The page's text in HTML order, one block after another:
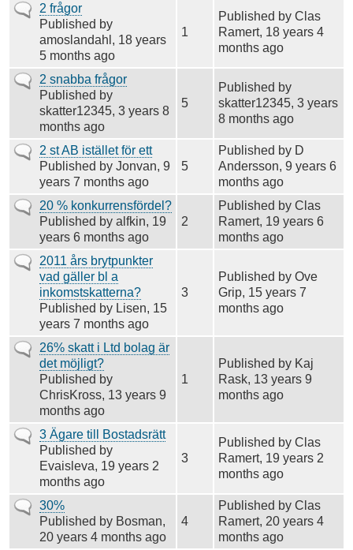
Vanligt
ämne
2 frågor
Published by
amoslandahl , 18 years
5 months ago
1
Published by Clas
Ramert, 18 years 4
months ago
Vanligt
ämne
2 snabba frågor
Published by
skatter12345, 3 years 8
months ago
5
Published by
skatter12345, 3 years
8 months ago
Vanligt
ämne
2 st AB istället för ett
Published by Jonvan, 9
years 7 months ago
5
Published by D
Andersson, 9 years 6
months ago
Vanligt
ämne
20 % konkurrensfördel?
Published by alfkin, 19
years 6 months ago
2
Published by Clas
Ramert, 19 years 6
months ago
Vanligt
ämne
2011 års brytpunkter
vad gäller bl a
inkomstskatterna?
Published by Lisen, 15
years 7 months ago
3
Published by Ove
Grip, 15 years 7
months ago
Vanligt
ämne
26% skatt i Ltd bolag är
det möjligt?
Published by
ChrisKross, 13 years 9
months ago
1
Published by Kaj
Rask, 13 years 9
months ago
Vanligt
ämne
3 Ägare till Bostadsrätt
Published by
Evaisleva, 19 years 2
months ago
3
Published by Clas
Ramert, 19 years 2
months ago
Vanligt
ämne
30%
Published by Bosman,
20 years 4 months ago
4
Published by Clas
Ramert, 20 years 4
months ago